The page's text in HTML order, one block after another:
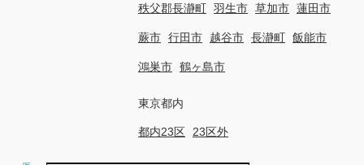
秩父郡長瀞町 羽生市 草加市 蓮田市
蕨市 行田市 越谷市 長瀞町 飯能市
鴻巣市 鶴ヶ島市
東京都内
都内23区 23区外